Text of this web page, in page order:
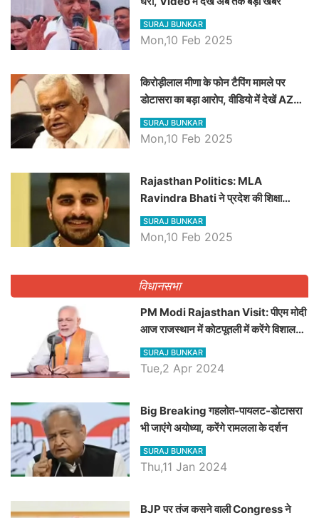
SURAJ BUNKAR
Mon,10 Feb 2025
किरोड़ीलाल मीणा के फोन टैपिंग मामले पर
डोटासरा का बड़ा आरोप, वीडियो में देखें AZ
बड़ी खबरें
SURAJ BUNKAR
Mon,10 Feb 2025
Rajasthan Politics: MLA
Ravindra Bhati ने प्रदेश की शिक्षा
व्यवस्था पर उठाए सवाल, Madan
Dilawar पर हमला करते हुए गिनवाये खाली
SURAJ BUNKAR
Mon,10 Feb 2025
विधानसभा
PM Modi Rajasthan Visit: पीएम मोदी
आज राजस्थान में कोटपूतली में करेंगे विशाल
रैली, एक सभा से 8 सीटों पर साधेगें निशाना
SURAJ BUNKAR
Tue,2 Apr 2024
Big Breaking गहलोत-पायलट-डोटासरा
भी जाएंगे अयोध्या, करेंगे रामलला के दर्शन
SURAJ BUNKAR
Thu,11 Jan 2024
BJP पर तंज कसने वाली Congress ने